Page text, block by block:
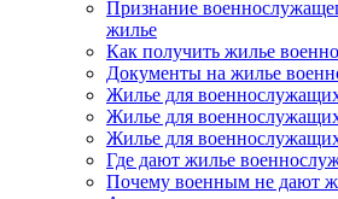
Признание
жилье
Как получить жилье
Документы на жилье
Жилье для
Жилье для
Жилье для
Где дают жилье
Почему военным не дают